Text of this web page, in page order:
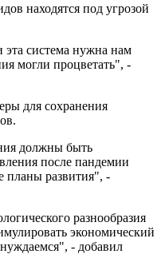
находятся под угрозой
система нужна нам
могли процветать", -
для сохранения
должны быть
после пандемии
планы развития", -
разнообразия
экономический
- добавил